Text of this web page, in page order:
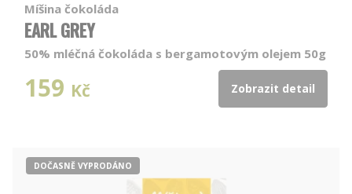
Míšina čokoláda
EARL GREY
50% mléčná čokoláda s bergamotovým olejem 50g
159 Kč Zobrazit detail
DOČASNĚ VYPRODÁNO